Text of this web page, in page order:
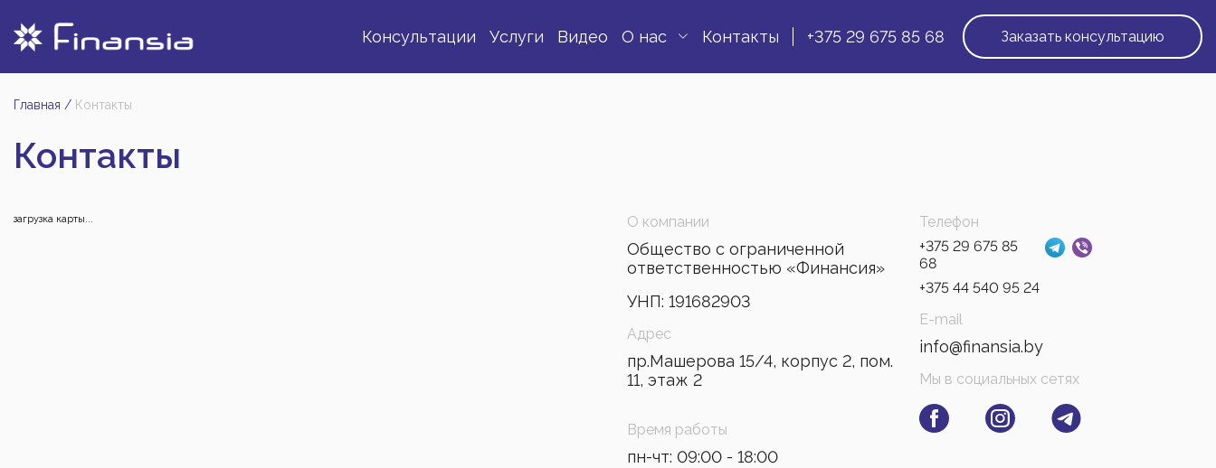
Консультации Услуги Видео О нас Контакты +375 29 675 85 68 Заказать консультацию
Главная / Контакты
Контакты
загрузка карты... О компании
Общество с ограниченной
ответственностью «Финансия»
УНП: 191682903
Адрес
пр.Машерова 15/4, корпус 2, пом.
11, этаж 2
Время работы
пн-чт: 09:00 - 18:00
Телефон
+375 29 675 85
68
+375 44 540 95 24
E-mail
info@finansia.by
Мы в социальных сетях